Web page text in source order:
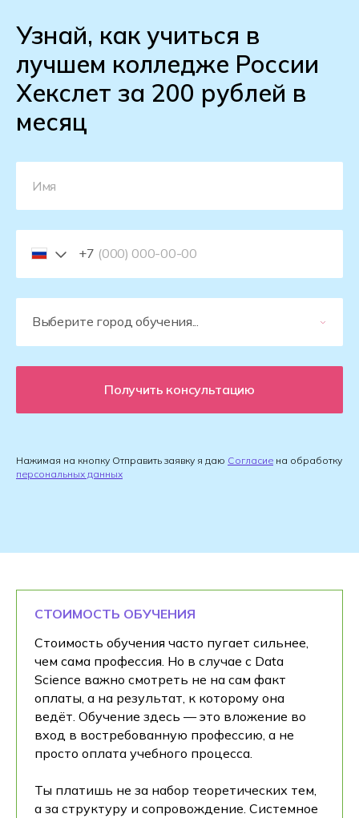
Узнай, как учиться в
лучшем колледже России
Хекслет за 200 рублей в
месяц
+7
Получить консультацию
Нажимая на кнопку Отправить заявку я даю Согласие на обработку
персональных данных
СТОИМОСТЬ ОБУЧЕНИЯ
Стоимость обучения часто пугает сильнее,
чем сама профессия. Но в случае с Data
Science важно смотреть не на сам факт
оплаты, а на результат, к которому она
ведёт. Обучение здесь — это вложение во
вход в востребованную профессию, а не
просто оплата учебного процесса.
Ты платишь не за набор теоретических тем,
а за структуру и сопровождение. Системное